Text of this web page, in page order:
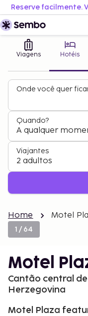
Viagens Hotéis
Onde você quer
Quando?
A qualquer
Viajantes
2 adultos
Home Motel
1 /64
Motel
Cantão central
Herzegovina
Motel Plaza